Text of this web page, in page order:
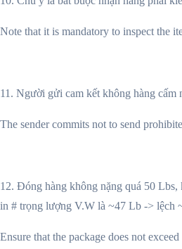
Note that it is mandatory to inspect the
11. Người gửi cam kết không hàng
The sender commits not to send
12. Đóng hàng không nặng quá 50
in # trọng lượng V.W là ~47 Lb -> lệch
Ensure that the package does not